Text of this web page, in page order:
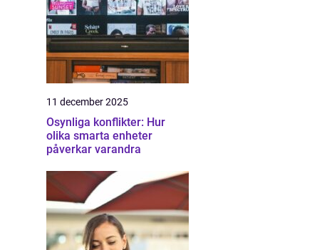
11 december 2025
Osynliga konflikter: Hur
olika smarta enheter
påverkar varandra